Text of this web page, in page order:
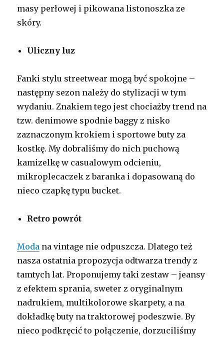
masy perłowej i pikowana listonoszka ze
skóry.
Uliczny luz
Fanki stylu streetwear mogą być spokojne –
następny sezon należy do stylizacji w tym
wydaniu. Znakiem tego jest chociażby trend na
tzw. denimowe spodnie baggy z nisko
zaznaczonym krokiem i sportowe buty za
kostkę. My dobraliśmy do nich puchową
kamizelkę w casualowym odcieniu,
mikroplecaczek z baranka i dopasowaną do
nieco czapkę typu bucket.
Retro powrót
Moda na vintage nie odpuszcza. Dlatego też
nasza ostatnia propozycja odtwarza trendy z
tamtych lat. Proponujemy taki zestaw – jeansy
z efektem sprania, sweter z oryginalnym
nadrukiem, multikolorowe skarpety, a na
dokładkę buty na traktorowej podeszwie. By
nieco podkręcić to połączenie, dorzuciliśmy